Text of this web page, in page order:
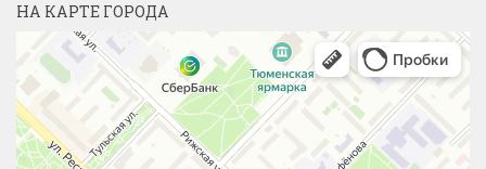
НА КАРТЕ ГОРОДА